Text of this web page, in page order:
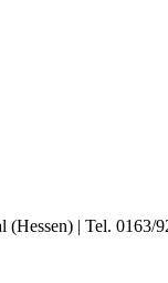
| Tel. 0163/